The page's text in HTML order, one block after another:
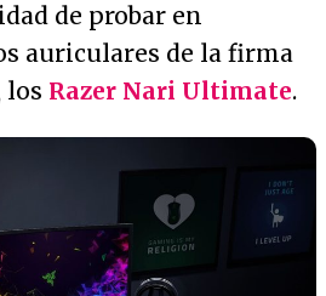
de probar en
auriculares de la firma
los Razer Nari Ultimate.